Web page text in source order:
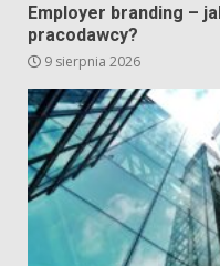
Employer branding –
pracodawcy?
9 sierpnia 2026